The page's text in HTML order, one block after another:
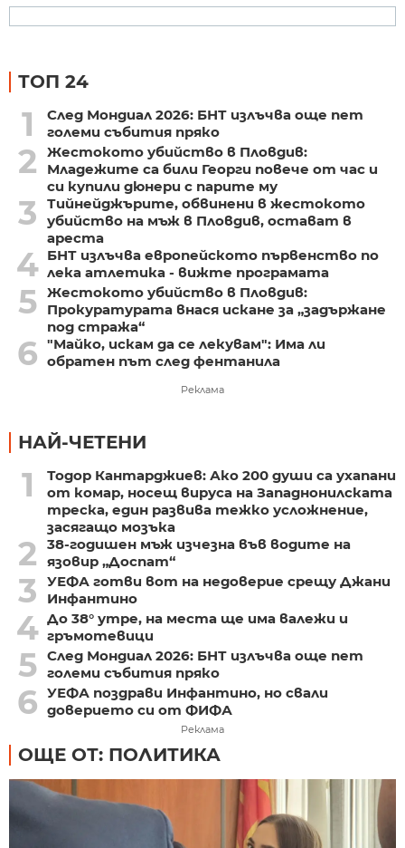
ТОП 24
1
След Мондиал 2026: БНТ излъчва още пет
големи събития пряко
2
Жестокото убийство в Пловдив:
Младежите са били Георги повече от час и
си купили дюнери с парите му
3
Тийнейджърите, обвинени в жестокото
убийство на мъж в Пловдив, остават в
ареста
4 БНТ излъчва европейското първенство по
лека атлетика - вижте програмата
5 Жестокото убийство в Пловдив:
Прокуратурата внася искане за „задържане
под стража“
6 "Майко, искам да се лекувам": Има ли
обратен път след фентанила
Реклама
НАЙ-ЧЕТЕНИ
1
Тодор Кантарджиев: Ако 200 души са ухапани
от комар, носещ вируса на Западнонилската
треска, един развива тежко усложнение,
засягащо мозъка
2
38-годишен мъж изчезна във водите на
язовир „Доспат“
3
УЕФА готви вот на недоверие срещу Джани
Инфантино
4 До 38° утре, на места ще има валежи и
гръмотевици
5 След Мондиал 2026: БНТ излъчва още пет
големи събития пряко
6 УЕФА поздрави Инфантино, но свали
доверието си от ФИФА
Реклама
ОЩЕ ОТ: ПОЛИТИКА